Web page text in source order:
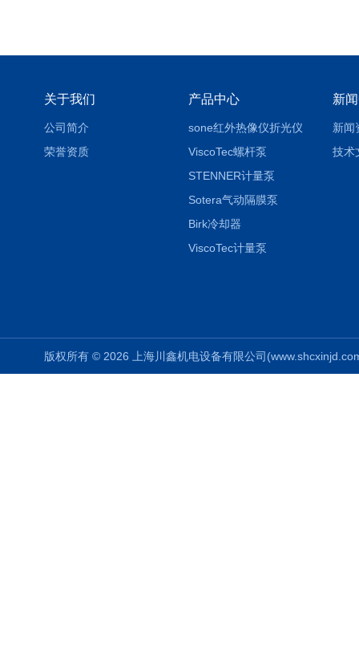
关于我们
公司简介
荣誉资质
产品中心
sone红外热像仪折光仪
ViscoTec螺杆泵
STENNER计量泵
Sotera气动隔膜泵
Birk冷却器
ViscoTec计量泵
新
新闻
技术
版权所有 © 2026 上海川鑫机电设备有限公司